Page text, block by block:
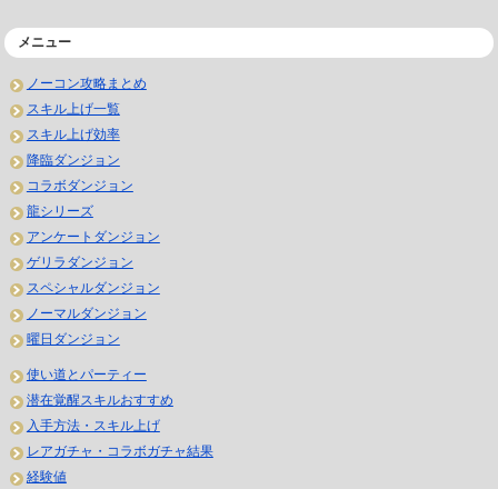
メニュー
ノーコン攻略まとめ
スキル上げ一覧
スキル上げ効率
降臨ダンジョン
コラボダンジョン
龍シリーズ
アンケートダンジョン
ゲリラダンジョン
スペシャルダンジョン
ノーマルダンジョン
曜日ダンジョン
使い道とパーティー
潜在覚醒スキルおすすめ
入手方法・スキル上げ
レアガチャ・コラボガチャ結果
経験値